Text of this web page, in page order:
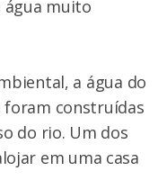
água muito
a água do
foram construídas
do rio. Um dos
em uma casa